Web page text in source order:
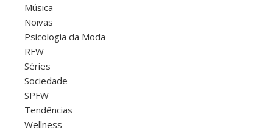
Música
Noivas
Psicologia da Moda
RFW
Séries
Sociedade
SPFW
Tendências
Wellness